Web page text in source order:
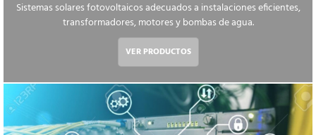
Sistemas solares fotovoltaicos adecuados a instalaciones eficientes,
transformadores, motores y bombas de agua.
VER PRODUCTOS